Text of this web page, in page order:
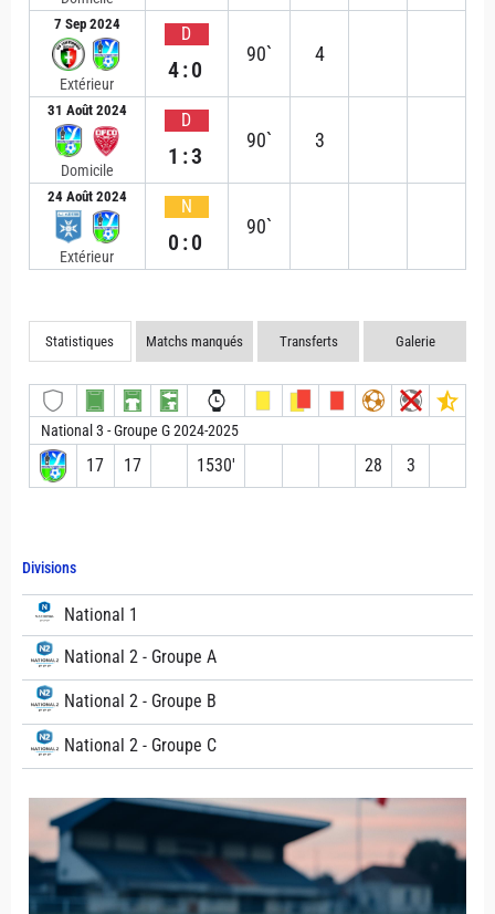
Divisions
National 1
National 2 - Groupe A
National 2 - Groupe B
National 2 - Groupe C
7 Sep 2024
Extérieur
D
4:0
90` 4
31 Août 2024
Domicile
D
1:3
90` 3
24 Août 2024
Extérieur
N
0:0
90`
Statistiques Matchs manqués Transferts Galerie
National 3 - Groupe G 2024-2025
17 17 1530′ 28 3